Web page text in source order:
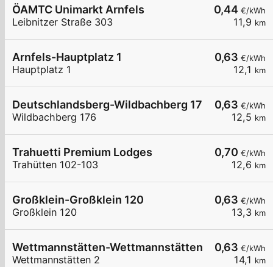
0,44 €/kWh
11,9 km
ÖAMTC Unimarkt Arnfels
Leibnitzer Straße 303
0,63 €/kWh
12,1 km
Arnfels-Hauptplatz 1
Hauptplatz 1
0,63 €/kWh
12,5 km
Deutschlandsberg-Wildbachberg 176
Wildbachberg 176
0,70 €/kWh
12,6 km
Trahuetti Premium Lodges
Trahütten 102-103
0,63 €/kWh
13,3 km
Großklein-Großklein 120
Großklein 120
0,63 €/kWh
14,1 km
Wettmannstätten-Wettmannstätten 2
Wettmannstätten 2